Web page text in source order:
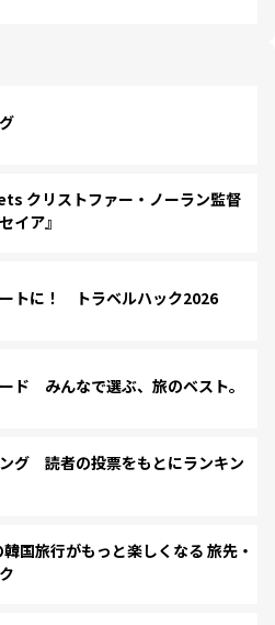
クリストファー・ノーラン監督
イア』
トに！ トラベルハック2026
ド みんなで選ぶ、旅のベスト。
グ 読者の投票をもとにランキン
国旅行がもっと楽しくなる 旅先・